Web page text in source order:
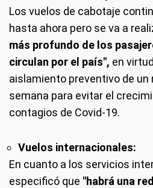
Los vuelos de cabotaje
hasta ahora pero se va a
más profundo de los
circulan por el país", en
aislamiento preventivo de un
semana para evitar el
contagios de Covid-19.
Vuelos internacionales:
En cuanto a los servicios
especificó que "habrá una